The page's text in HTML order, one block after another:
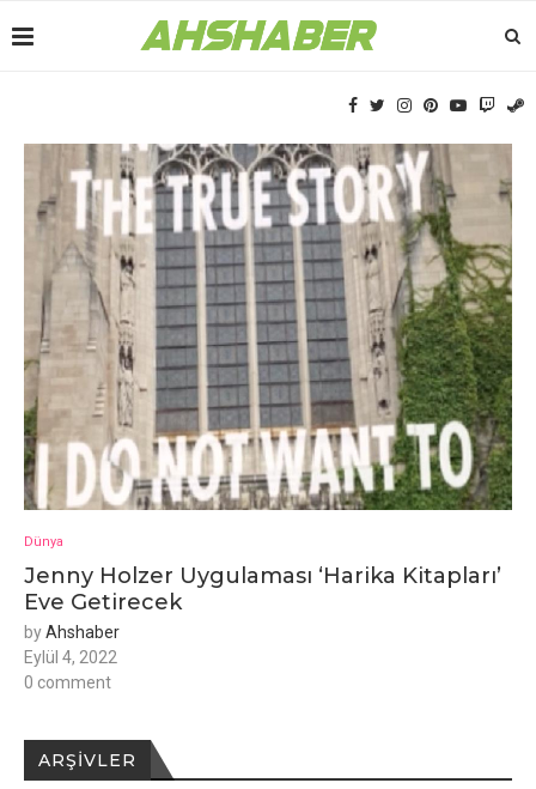
Dünya
Jenny Holzer Uygulaması ‘Harika Kitapları’
Eve Getirecek
byAhshaber
Eylül 4, 2022
0 comment
ARŞIVLER